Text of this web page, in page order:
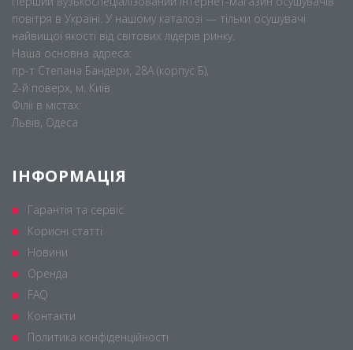
повітря в Україні. У нашому каталозі — тільки осушувачі
найвищої якості від світових лідерів ринку.
Наша основна адреса:
пр-т Степана Бандери, 28А (корпус Б),
2-й поверх, м. Київ
Філії в містах:
Львів, Одеса
ІНФОРМАЦІЯ
Гарантія та сервіс
Корисні статті
Новини
Оренда
FAQ
Контакти
Политика конфіденційності